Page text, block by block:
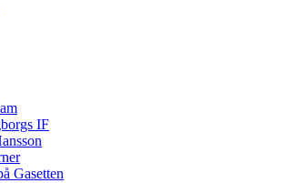
IF
Gasetten